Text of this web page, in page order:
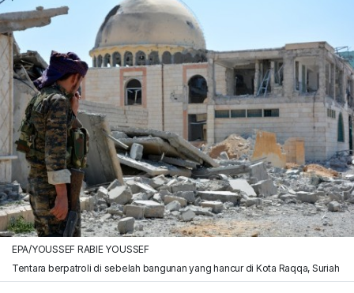
EPA/YOUSSEF RABIE YOUSSEF
Tentara berpatroli di sebelah bangunan yang hancur di Kota Raqqa, Suriah